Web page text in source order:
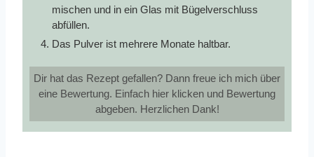
mischen und in ein Glas mit Bügelverschluss
abfüllen.
Das Pulver ist mehrere Monate haltbar.
Dir hat das Rezept gefallen? Dann freue ich mich über
eine Bewertung. Einfach hier klicken und Bewertung
abgeben. Herzlichen Dank!